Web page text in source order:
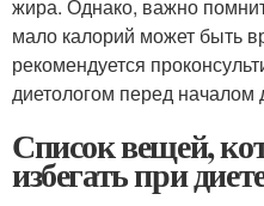
жира. Однако, важно
мало калорий может быть
рекомендуется
диетологом перед началом
Список вещей,
избегать при